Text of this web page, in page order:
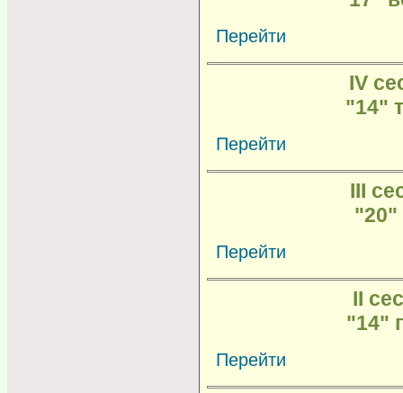
Перейти
IV
"14"
Перейти
III
"20"
Перейти
II
"14"
Перейти